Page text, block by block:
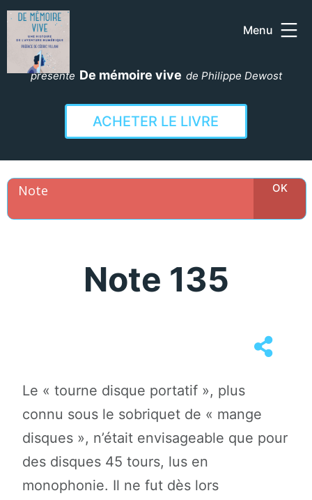
Aller
contenu
Menu
présente De mémoire vive de Philippe Dewost
ACHETER LE LIVRE
Note 135
Le « tourne disque portatif », plus
connu sous le sobriquet de « mange
disques », n’était envisageable que pour
des disques 45 tours, lus en
monophonie. Il ne fut dès lors